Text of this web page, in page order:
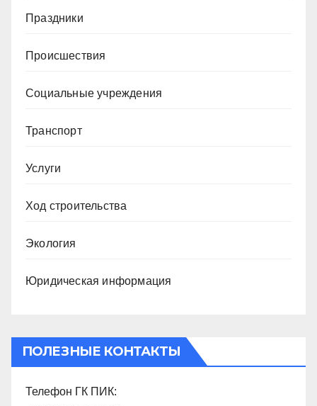
Праздники
Происшествия
Социальные учреждения
Транспорт
Услуги
Ход строительства
Экология
Юридическая информация
ПОЛЕЗНЫЕ КОНТАКТЫ
Телефон ГК ПИК: